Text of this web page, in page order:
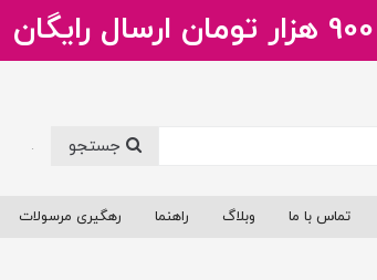
.
تماس با ما وبلاگ راهنما رهگیری مرسولات